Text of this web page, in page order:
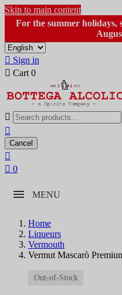
Skip to main content
For the summer holidays,
 Sign in
 Cart 0


Cancel

 0
MENU
Home
Liqueurs
Vermouth
Vermut Mascarò
Out-of-Stock